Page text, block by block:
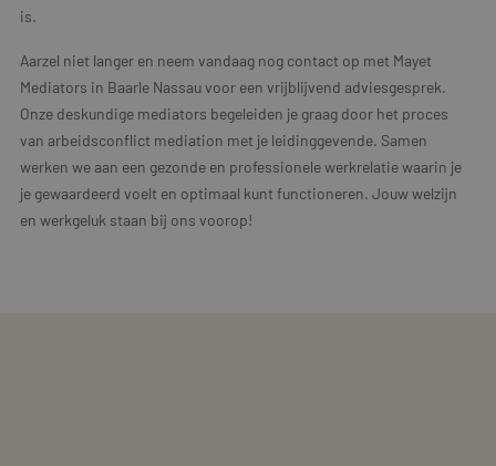
is.
Aarzel niet langer en neem vandaag nog contact op met Mayet
Mediators in Baarle Nassau voor een vrijblijvend adviesgesprek.
Onze deskundige mediators begeleiden je graag door het proces
van arbeidsconflict mediation met je leidinggevende. Samen
werken we aan een gezonde en professionele werkrelatie waarin je
je gewaardeerd voelt en optimaal kunt functioneren. Jouw welzijn
en werkgeluk staan bij ons voorop!